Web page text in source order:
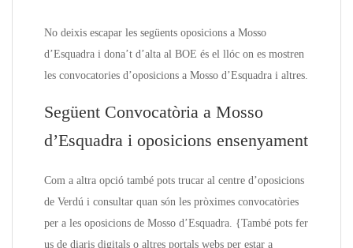
No deixis escapar les següents oposicions a Mosso
d’Esquadra i dona’t d’alta al BOE és el llóc on es mostren
les convocatories d’oposicions a Mosso d’Esquadra i altres.
Següent Convocatòria a Mosso
d’Esquadra i oposicions ensenyament
Com a altra opció també pots trucar al centre d’oposicions
de Verdú i consultar quan són les pròximes convocatòries
per a les oposicions de Mosso d’Esquadra. {També pots fer
us de diaris digitals o altres portals webs per estar a